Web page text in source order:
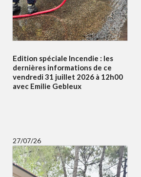
Edition spéciale Incendie : les
dernières informations de ce
vendredi 31 juillet 2026 à 12h00
avec Emilie Gebleux
27/07/26